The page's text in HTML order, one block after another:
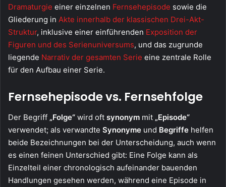
Dramaturgie einer einzelnen Fernsehepisode sowie die
Gliederung in Akte innerhalb der klassischen Drei-Akt-
Struktur, inklusive einer einführenden Exposition der
Figuren und des Serienuniversums, und das zugrunde
liegende Narrativ der gesamten Serie eine zentrale Rolle
für den Aufbau einer Serie.
Fernsehepisode vs. Fernsehfolge
Der Begriff „Folge“ wird oft synonym mit „Episode“
verwendet; als verwandte Synonyme und Begriffe helfen
beide Bezeichnungen bei der Unterscheidung, auch wenn
es einen feinen Unterschied gibt: Eine Folge kann als
Einzelteil einer chronologisch aufeinander bauenden
Handlungen gesehen werden, während eine Episode in